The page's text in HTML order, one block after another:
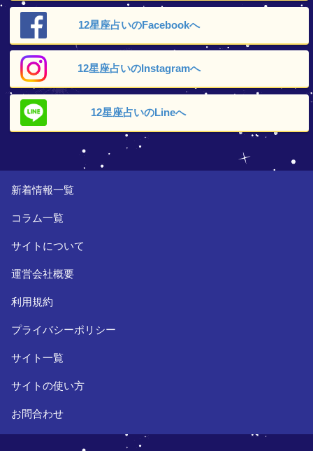
12星座占いのFacebookへ
12星座占いのInstagramへ
12星座占いのLineへ
新着情報一覧
コラム一覧
サイトについて
運営会社概要
利用規約
プライバシーポリシー
サイト一覧
サイトの使い方
お問合わせ